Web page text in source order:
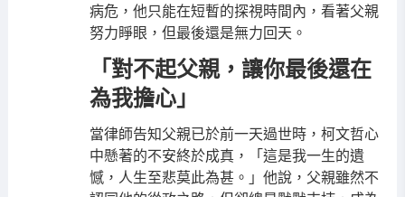
病危，他只能在短暫的探視時間內，看著父親
努力睜眼，但最後還是無力回天。
「對不起父親，讓你最後還在
為我擔心」
當律師告知父親已於前一天過世時，柯文哲心
中懸著的不安終於成真，「這是我一生的遺
憾，人生至悲莫此為甚。」他說，父親雖然不